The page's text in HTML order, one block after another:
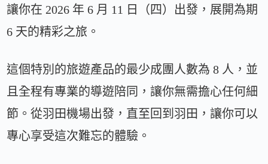
讓你在 2026 年 6 月 11 日（四）出發，展開為期
6 天的精彩之旅。
這個特別的旅遊產品的最少成團人數為 8 人，並
且全程有專業的導遊陪同，讓你無需擔心任何細
節。從羽田機場出發，直至回到羽田，讓你可以
專心享受這次難忘的體驗。